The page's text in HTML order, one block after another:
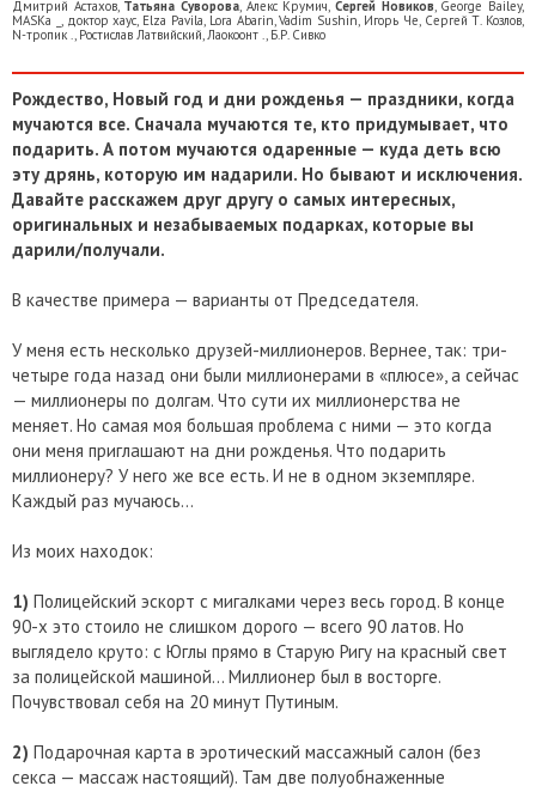
Дмитрий Астахов, Татьяна Суворова Алекс Крумич ,Сергей Новиков George Bailey,
MASKa _
доктор хаус Elza Pavila Lora Abarin ,Vadim Sushin Игорь Че Сергей Т. Козлов
N-тропик .
Ростислав Латвийский Лаокоонт . Б.Р. Сивко
Рождество, Новый год и дни рожденья — праздники, когда
мучаются все. Сначала мучаются те, кто придумывает, что
подарить. А потом мучаются одаренные — куда деть всю
эту дрянь, которую им надарили. Но бывают и исключения.
Давайте расскажем друг другу о самых интересных,
оригинальных и незабываемых подарках, которые вы
дарили/получали.
В качестве примера — варианты от Председателя.
У меня есть несколько друзей-миллионеров. Вернее, так: три-
четыре года назад они были миллионерами в «плюсе», а сейчас
— миллионеры по долгам. Что сути их миллионерства не
меняет. Но самая моя большая проблема с ними — это когда
они меня приглашают на дни рожденья. Что подарить
миллионеру? У него же все есть. И не в одном экземпляре.
Каждый раз мучаюсь…
Из моих находок:
1) Полицейский эскорт с мигалками через весь город. В конце
90-х это стоило не слишком дорого — всего 90 латов. Но
выглядело круто: с Юглы прямо в Старую Ригу на красный свет
за полицейской машиной… Миллионер был в восторге.
Почувствовал себя на 20 минут Путиным.
2) Подарочная карта в эротический массажный салон (без
секса — массаж настоящий). Там две полуобнаженные